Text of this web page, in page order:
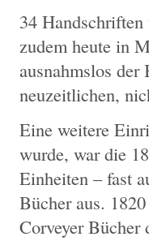
34
zudem heute in
ausnahmslos
neuzeitlichen,
Eine weitere
wurde, war die
Einheiten – fast
Bücher aus.
Corveyer Bücher